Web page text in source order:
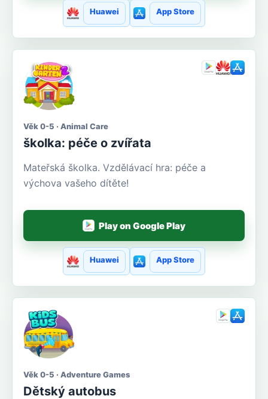
Huawei App Store
Věk 0-5 · Animal Care
školka: péče o zvířata
Mateřská školka. Vzdělávací hra: péče a
výchova vašeho dítěte!
Play on Google Play
Huawei App Store
Věk 0-5 · Adventure Games
Dětský autobus